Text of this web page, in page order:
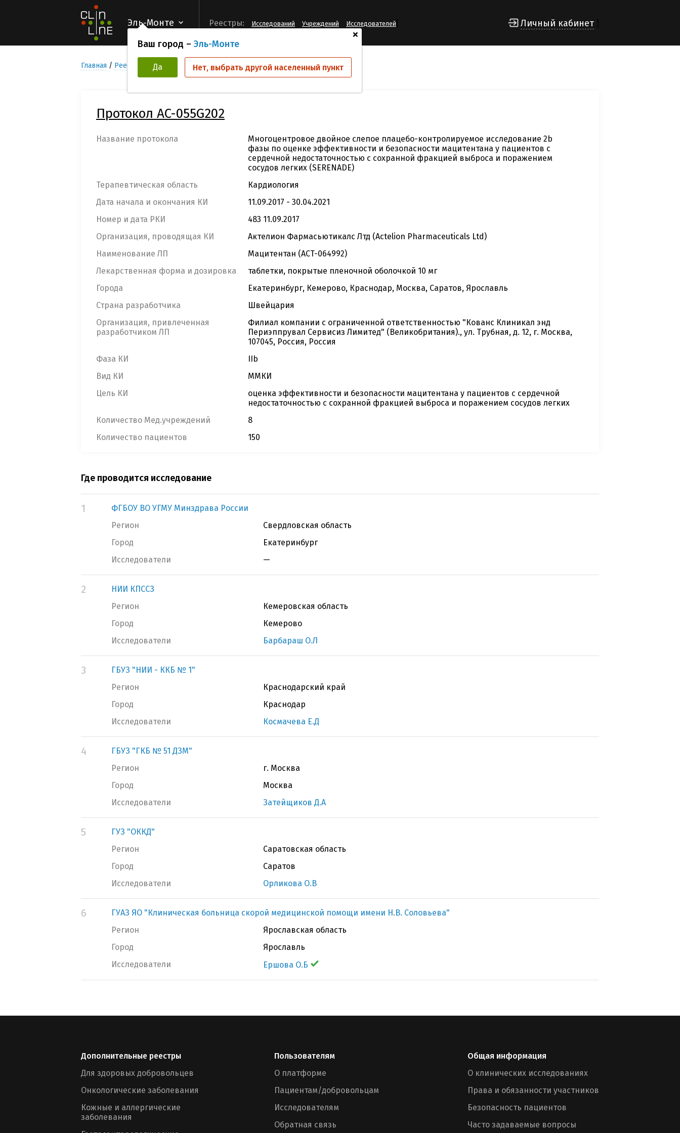
Эль-Монте
+
Ваш город – Эль-Монте
Да Нет, выбрать другой населенный пункт
Реестры: Исследований Учреждений Исследователей Личный кабинет
Главная Реестр Клинических исследований AC-055G202
Протокол AC-055G202
Название протокола
Многоцентровое двойное слепое плацебо-контролируемое исследование 2b
фазы по оценке эффективности и безопасности мацитентана у пациентов c
сердечной недостаточностью с сохранной фракцией выброса и поражением
сосудов легких (SERENADE)
Терапевтическая область
Кардиология
Дата начала и окончания КИ
11.09.2017 - 30.04.2021
Номер и дата РКИ
483 11.09.2017
Организация, проводящая КИ
Актелион Фармасьютикалс Лтд (Actelion Pharmaceuticals Ltd)
Наименование ЛП
Мацитентан (ACT-064992)
Лекарственная форма и дозировка
таблетки, покрытые пленочной оболочкой 10 мг
Города
Екатеринбург, Кемерово, Краснодар, Москва, Саратов, Ярославль
Страна разработчика
Швейцария
Организация, привлеченная
разработчиком ЛП
Филиал компании с ограниченной ответственностью "Кованс Клиникал энд
Периэппрувал Сервисиз Лимитед" (Великобритания)., ул. Трубная, д. 12, г. Москва,
107045, Россия, Россия
Фаза КИ
IIb
Вид КИ
ММКИ
Цель КИ
оценка эффективности и безопасности мацитентана у пациентов c сердечной
недостаточностью с сохранной фракцией выброса и поражением сосудов легких
Количество Мед.учреждений
8
Количество пациентов
150
Где проводится исследование
1
ФГБОУ ВО УГМУ Минздрава России
Регион
Свердловская область
Город
Екатеринбург
Исследователи
—
2
НИИ КПССЗ
Регион
Кемеровская область
Город
Кемерово
Исследователи
Барбараш О.Л
3
ГБУЗ "НИИ - ККБ № 1"
Регион
Краснодарский край
Город
Краснодар
Исследователи
Космачева Е.Д
4
ГБУЗ "ГКБ № 51 ДЗМ"
Регион
г. Москва
Город
Москва
Исследователи
Затейщиков Д.А
5
ГУЗ "ОККД"
Регион
Саратовская область
Город
Саратов
Исследователи
Орликова О.В
6
ГУАЗ ЯО "Клиническая больница скорой медицинской помощи имени Н.В. Соловьева"
Регион
Ярославская область
Город
Ярославль
Исследователи
Ершова О.Б
Дополнительные реестры
Для здоровых добровольцев
Онкологические заболевания
Кожные и аллергические
заболевания
Пользователям
О платформе
Пациентам/добровольцам
Исследователям
Обратная связь
Общая информация
О клинических исследованиях
Права и обязанности участников
Безопасность пациентов
Часто задаваемые вопросы